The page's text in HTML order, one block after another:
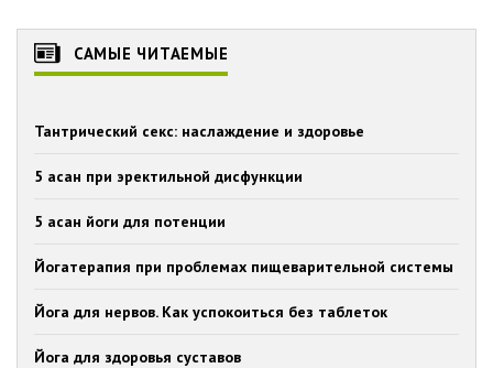
САМЫЕ ЧИТАЕМЫЕ
Тантрический секс: наслаждение и здоровье
5 асан при эректильной дисфункции
5 асан йоги для потенции
Йогатерапия при проблемах пищеварительной системы
Йога для нервов. Как успокоиться без таблеток
Йога для здоровья суставов